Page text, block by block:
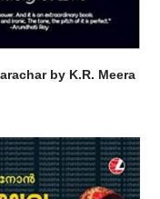
by K.R. Meera